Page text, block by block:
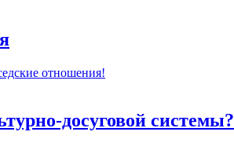
отношения!
досуговой системы?